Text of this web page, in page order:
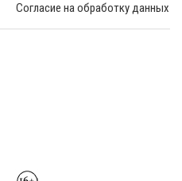
Согласие на обработку данных